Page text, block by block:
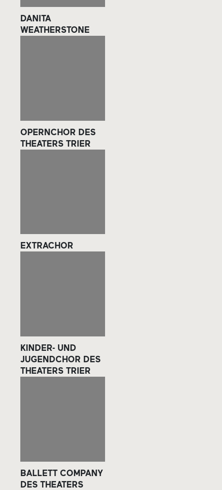
DANITA
WEATHERSTONE
OPERNCHOR DES
THEATERS TRIER
EXTRACHOR
KINDER- UND
JUGENDCHOR DES
THEATERS TRIER
BALLETT COMPANY
DES THEATERS